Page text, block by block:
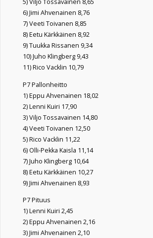
5) Viljo Tossavainen 8,65
6) Jimi Ahvenainen 8,76
7) Veeti Toivanen 8,85
8) Eetu Kärkkäinen 8,92
9) Tuukka Rissanen 9,34
10) Juho Klingberg 9,43
11) Rico Vacklin 10,79
P7 Pallonheitto
1) Eppu Ahvenainen 18,02
2) Lenni Kuiri 17,90
3) Viljo Tossavainen 14,80
4) Veeti Toivanen 12,50
5) Rico Vacklin 11,22
6) Olli-Pekka Kaisla 11,14
7) Juho Klingberg 10,64
8) Eetu Kärkkäinen 10,27
9) Jimi Ahvenainen 8,93
P7 Pituus
1) Lenni Kuiri 2,45
2) Eppu Ahvenainen 2,16
3) Jimi Ahvenainen 2,10